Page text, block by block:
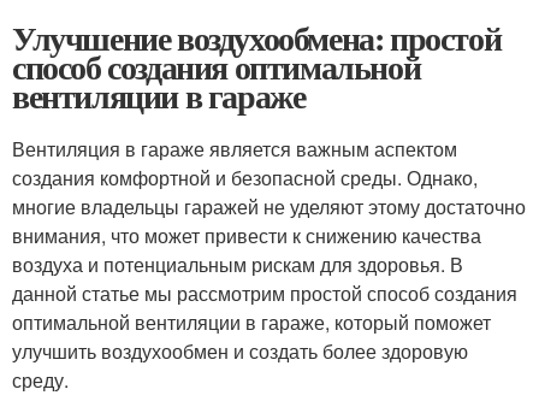
Улучшение воздухообмена: простой
способ создания оптимальной
вентиляции в гараже
Вентиляция в гараже является важным аспектом
создания комфортной и безопасной среды. Однако,
многие владельцы гаражей не уделяют этому достаточно
внимания, что может привести к снижению качества
воздуха и потенциальным рискам для здоровья. В
данной статье мы рассмотрим простой способ создания
оптимальной вентиляции в гараже, который поможет
улучшить воздухообмен и создать более здоровую
среду.